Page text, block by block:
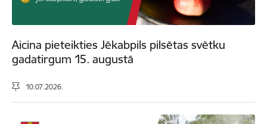
Aicina pieteikties Jēkabpils pilsētas svētku
gadatirgum 15. augustā
10.07.2026.